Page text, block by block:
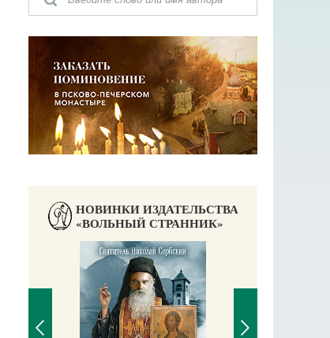
НОВИНКИ ИЗДАТЕЛЬСТВА
«ВОЛЬНЫЙ СТРАННИК»